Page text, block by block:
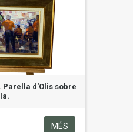
Parella d'Olis sobre
MÉS